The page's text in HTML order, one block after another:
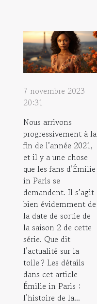
7 novembre 2023
20:31
Nous arrivons
progressivement à la
fin de l’année 2021,
et il y a une chose
que les fans d’Émilie
in Paris se
demandent. Il s’agit
bien évidemment de
la date de sortie de
la saison 2 de cette
série. Que dit
l’actualité sur la
toile ? Les détails
dans cet article
Émilie in Paris :
l’histoire de la...